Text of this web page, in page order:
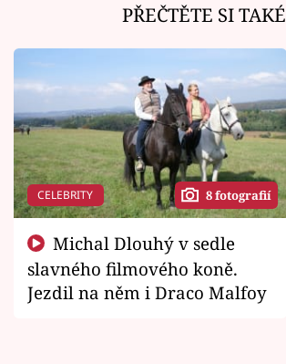
PŘEČTĚTE SI TAKÉ
CELEBRITY 8 fotografií
slavného filmového koně.
Jezdil na něm i Draco Malfoy